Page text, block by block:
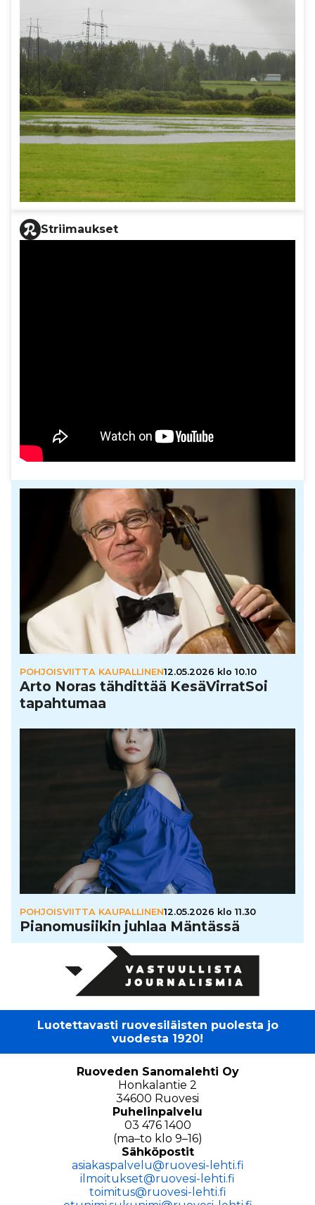
Striimaukset
POHJOISVIITTA KAUPALLINEN12.05.2026 klo 10.10
Arto Noras tähdittää Kesä­Vir­rat­Soi
tapah­tu­maa
POHJOISVIITTA KAUPALLINEN12.05.2026 klo 11.30
Pia­no­mu­sii­kin juhlaa Mäntässä
Luotettavasti ruovesiläisten puolesta jo
vuodesta 1920!
Ruoveden Sanomalehti Oy
Honkalantie 2
34600 Ruovesi
Puhelinpalvelu
03 476 1400
(ma–to klo 9–16)
Sähköpostit
asiakaspalvelu@ruovesi-lehti.fi
ilmoitukset@ruovesi-lehti.fi
toimitus@ruovesi-lehti.fi